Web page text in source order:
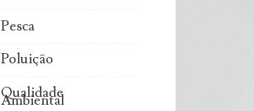
Pesca
Poluição
Qualidade
Ambiental